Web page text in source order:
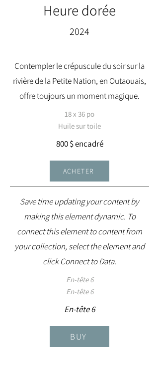
Heure dorée
2024
Contempler le crépuscule du soir sur la
rivière de la Petite Nation, en Outaouais,
offre toujours un moment magique.
18 x 36 po
Huile sur toile
800 $ encadré
ACHETER
Save time updating your content by
making this element dynamic. To
connect this element to content from
your collection, select the element and
click Connect to Data.
En-tête 6
En-tête 6
En-tête 6
BUY